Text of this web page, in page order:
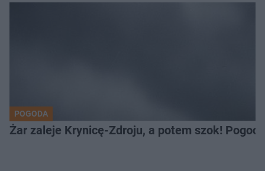
POGODA
Żar zaleje Krynicę-Zdroju, a potem szok!